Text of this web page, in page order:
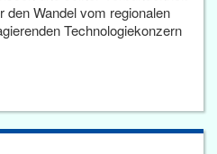
den Wandel vom regionalen
Technologiekonzern